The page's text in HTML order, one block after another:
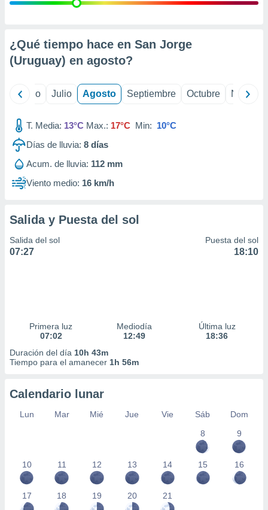
e
mediante
de
1199
¿Qué tiempo hace en San Jorge
(Uruguay) en agosto?
Junio Julio Agosto Septiembre Octubre
T. Media: 13°C Max.: 17°C Min: 10°C
Días de lluvia: 8 días
Acum. de lluvia: 112 mm
Viento medio: 16 km/h
Salida y Puesta del sol
Salida del sol
07:27
Puesta del sol
18:10
Primera luz
07:02
Mediodía
12:49
Última luz
18:36
Duración del día 10h 43m
Tiempo para el amanecer 1h 56m
Calendario lunar
Lun Mar Mié Jue Vie Sáb
Dom
8
9
10 11 12 13 14 15 16
17 18 19 20 21